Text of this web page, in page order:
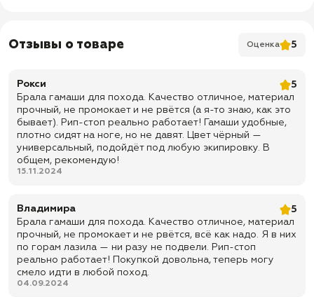
настроить прилегание в верхней части
✅ Крепление к обуви: ремень проходит под подошвой и помогает
удерживать гамаши во время движения
✅ Передняя фиксация: крючок закрепляется за шнуровку обуви
✅ Цвет: Черный — универсальный вариант для охоты, рыбалки,
туризма, службы, охраны и полевого снаряжения
✅ Доставка по всей России
✅ Быстрая отправка
Отзывы о товаре Оценка 5
Рокси
5
Брала гамаши для похода. Качество отличное, материал
прочный, не промокает и не рвётся (а я-то знаю, как это
бывает). Рип-стоп реально работает! Гамаши удобные,
плотно сидят на ноге, но не давят. Цвет чёрный —
универсальный, подойдёт под любую экипировку. В
общем, рекомендую!
15.11.2024
Владимира
5
Брала гамаши для похода. Качество отличное, материал
прочный, не промокает и не рвётся, всё как надо. Я в них
по горам лазила — ни разу не подвели. Рип-стоп
реально работает! Покупкой довольна, теперь могу
смело идти в любой поход.
04.09.2024